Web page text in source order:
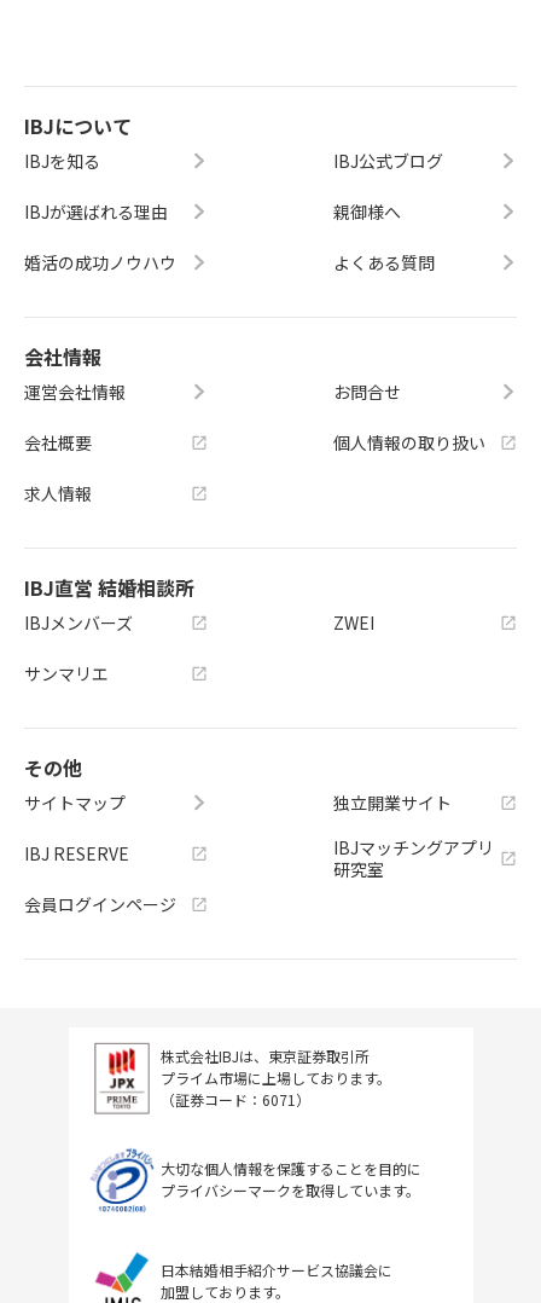
IBJについて
IBJを知る
IBJが選ばれる理由
婚活の成功ノウハウ
IBJ公式ブログ
親御様へ
よくある質問
会社情報
運営会社情報
会社概要
求人情報
お問合せ
個人情報の取り扱い
IBJ直営 結婚相談所
IBJメンバーズ
サンマリエ
ZWEI
その他
サイトマップ
IBJ RESERVE
会員ログインページ
独立開業サイト
IBJマッチングアプリ
研究室
株式会社IBJは、東京証券取引所
プライム市場に上場しております。
（証券コード：6071）
大切な個人情報を保護することを目的に
プライバシーマークを取得しています。
日本結婚相手紹介サービス協議会に
加盟しております。